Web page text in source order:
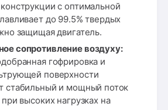
с оптимальной
до 99.5% твердых
защищая двигатель.
сопротивление воздуху:
гофрировка и
поверхности
стабильный и мощный поток
высоких нагрузках на